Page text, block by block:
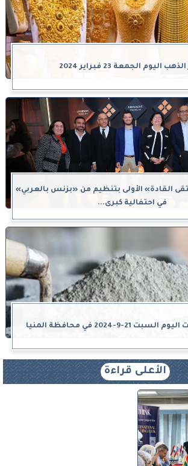
اليوم الجمعة 23 فبراير 2024
القادة» الأولى بتنظيم من «بزنس بالعربي»
في احتفالية كبرى...
9-2024 في محافظة المنيا
الأعلى قراءة